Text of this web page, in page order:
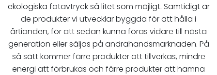
ekologiska fotavtryck så litet som möjligt. Samtidigt är
de produkter vi utvecklar byggda för att hålla i
årtionden, för att sedan kunna föras vidare till nästa
generation eller säljas på andrahandsmarknaden. På
så sätt kommer färre produkter att tillverkas, mindre
energi att förbrukas och färre produkter att hamna